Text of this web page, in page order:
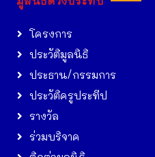
โครงการ
ประวัติมูลนิธิ
ประธาน/กรรมการ
ประวัติครูประทีป
รางวัล
ร่วมบริจาค